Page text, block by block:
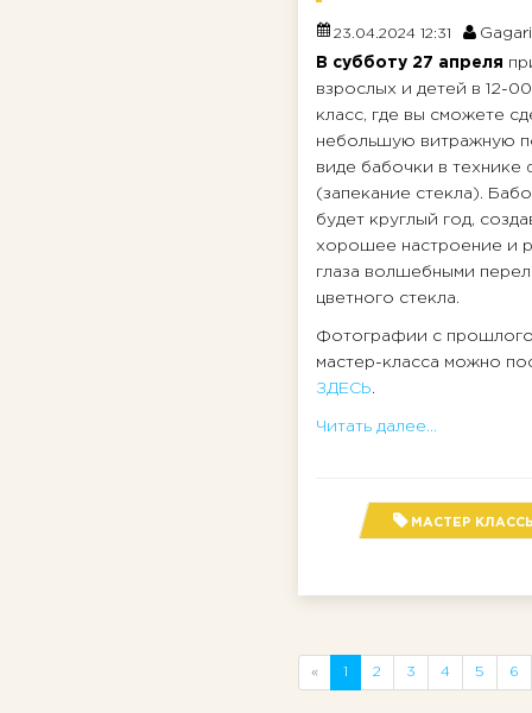
23.04.2024 12:31
В субботу 27 апреля
взрослых и детей в 12-
класс, где вы сможете
небольшую витражную
виде бабочки в технике
(запекание стекла).
будет круглый год,
хорошее настроение и
глаза волшебными
цветного стекла.
Фотографии с прошлого
мастер-класса можно
ЗДЕСЬ.
Читать далее...
МАСТЕР
« 1 2 3 4 5 6